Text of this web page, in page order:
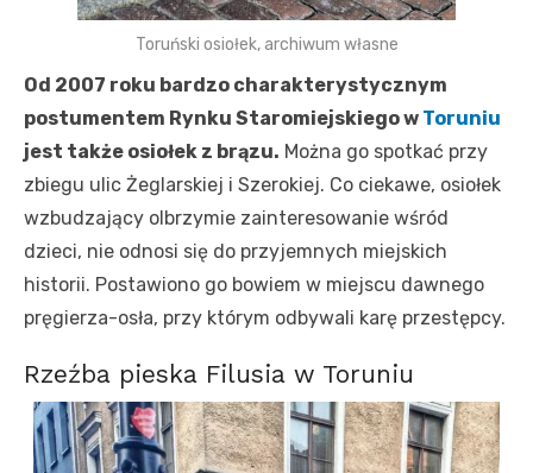
Toruński osiołek, archiwum własne
Od 2007 roku bardzo charakterystycznym
postumentem Rynku Staromiejskiego w Toruniu
jest także osiołek z brązu. Można go spotkać przy
zbiegu ulic Żeglarskiej i Szerokiej. Co ciekawe, osiołek
wzbudzający olbrzymie zainteresowanie wśród
dzieci, nie odnosi się do przyjemnych miejskich
historii. Postawiono go bowiem w miejscu dawnego
pręgierza-osła, przy którym odbywali karę przestępcy.
Rzeźba pieska Filusia w Toruniu